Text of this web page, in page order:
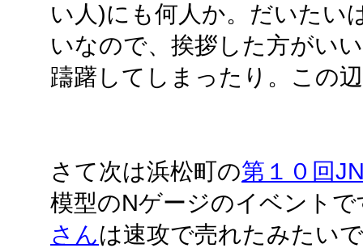
い人)にも何人か。だいたい
いなので、挨拶した方がい
躊躇してしまったり。この
さて次は浜松町の第１０回
模型のNゲージのイベント
さんは速攻で売れたみたい